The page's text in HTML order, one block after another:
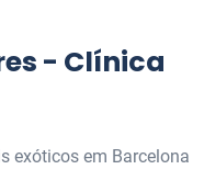
- Clínica
exóticos em Barcelona